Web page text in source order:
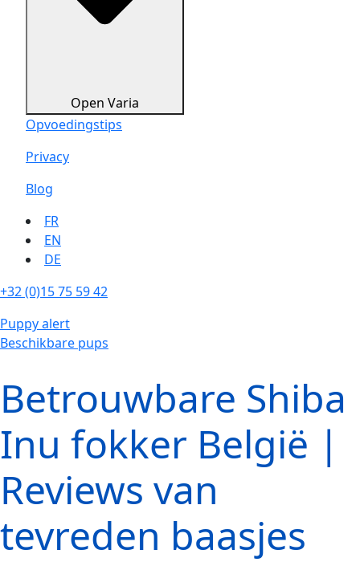
Open Varia
Opvoedingstips
Privacy
Blog
FR
EN
DE
+32 (0)15 75 59 42
Puppy alert
Beschikbare pups
Betrouwbare Shiba
Inu fokker België |
Reviews van
tevreden baasjes